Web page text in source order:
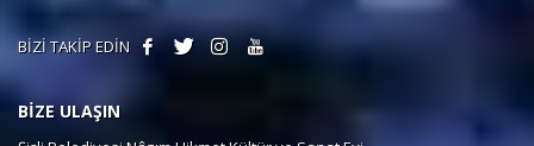
BİZİ TAKİP EDİN
BİZE ULAŞIN